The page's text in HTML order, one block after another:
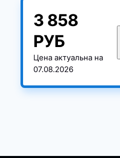
3 858
РУБ
Цена актуальна на
07.08.2026